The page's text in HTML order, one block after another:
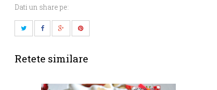
Dati un share pe:
Retete similare